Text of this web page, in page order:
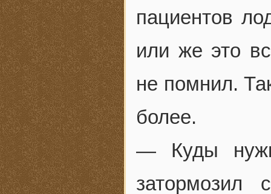
пациентов
или же это
не помнил.
более.
— Куды
затормозил